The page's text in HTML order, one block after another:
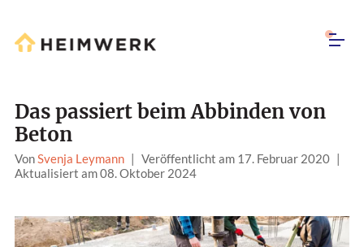
Das passiert beim Abbinden von
Beton
VonSvenja Leymann | Veröffentlicht am 17. Februar 2020 |
Aktualisiert am 08. Oktober 2024